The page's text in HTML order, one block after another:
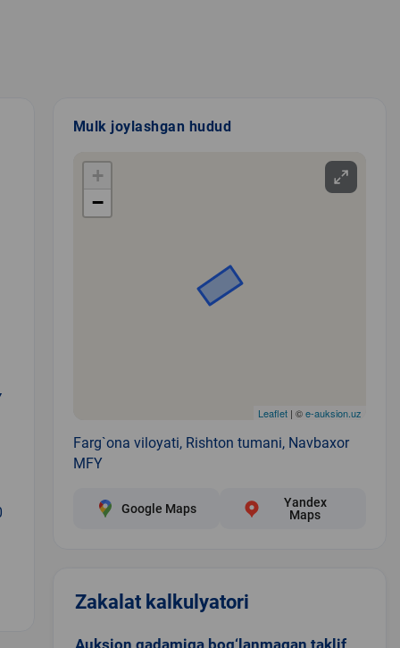
Mulk joylashgan hudud
+
−
Leaflet| ©e-auksion.uz
Farg`ona viloyati, Rishton tumani, Navbaxor
MFY
Google Maps
Yandex
Maps
Zakalat kalkulyatori
Auksion qadamiga bog‘lanmagan taklif